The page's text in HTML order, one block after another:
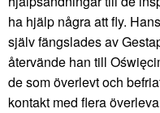
ha hjälp några att fly.
själv fängslades av
återvände han till
de som överlevt och
kontakt med flera